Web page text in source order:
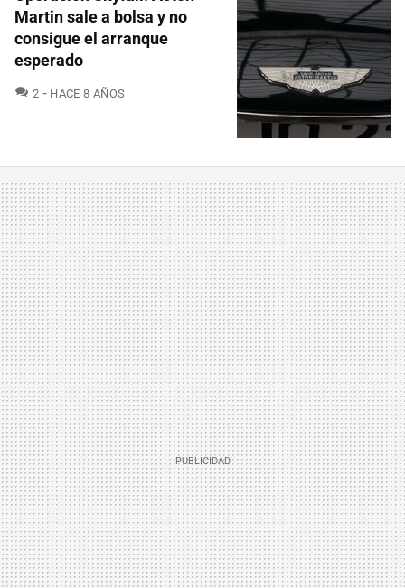
Martin sale a bolsa y no
consigue el arranque
esperado
2 COMENTARIOS
HACE 8 AÑOS